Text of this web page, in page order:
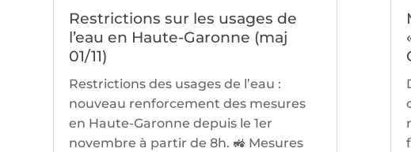
Restrictions sur les usages de
l’eau en Haute-Garonne (maj
01/11)
Restrictions des usages de l’eau :
nouveau renforcement des mesures
en Haute-Garonne depuis le 1er
novembre à partir de 8h. 🚜 Mesures